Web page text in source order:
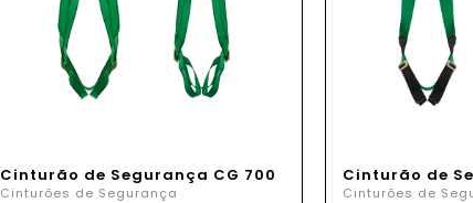
Cinturão de Segurança CG 700
Cinturões de Segurança
Cinturão de
Cinturões de